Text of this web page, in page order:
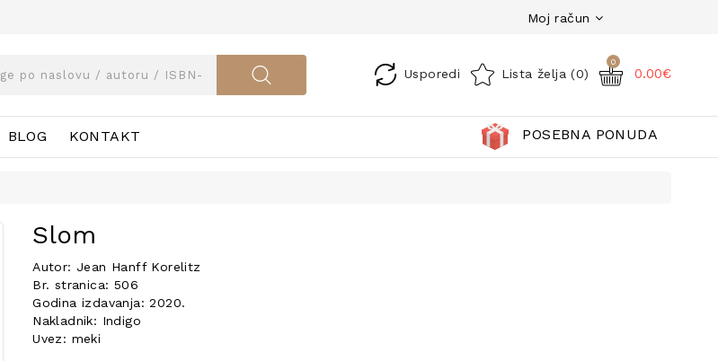
Moj račun
Usporedi Lista želja (0)
0
0.00€
BLOG KONTAKT POSEBNA PONUDA
Slom
Autor: Jean Hanff Korelitz
Br. stranica: 506
Godina izdavanja: 2020.
Nakladnik: Indigo
Uvez: meki